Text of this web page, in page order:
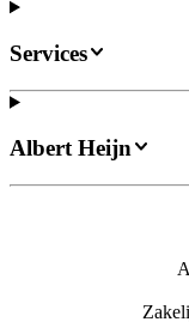
Services
Albert Heijn